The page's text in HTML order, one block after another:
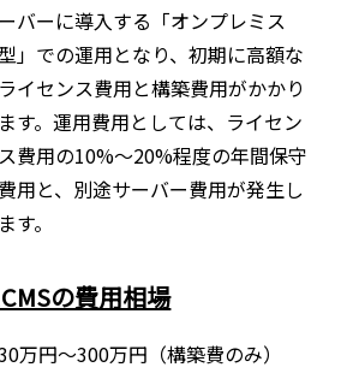
ーバーに導入する「オンプレミス
」での運用となり、初期に高額な
ライセンス費用と構築費用がかかり
ます。運用費用としては、ライセン
ス費用の10%〜20%程度の年間保守
費用と、別途サーバー費用が発生し
ます。
の費用相場
万円〜300万円（構築費のみ）